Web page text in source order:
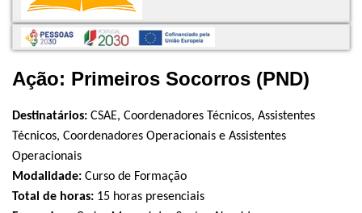
Ação: Primeiros Socorros (PND)
Destinatários: CSAE, Coordenadores Técnicos, Assistentes
Técnicos, Coordenadores Operacionais e Assistentes
Operacionais
Modalidade: Curso de Formação
Total de horas: 15 horas presenciais